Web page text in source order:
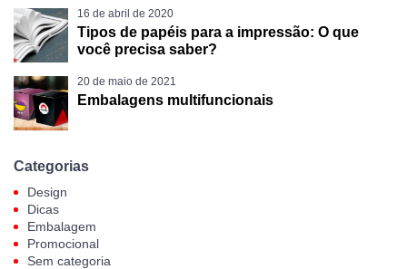
16 de abril de 2020
Tipos de papéis para a impressão: O que
você precisa saber?
20 de maio de 2021
Embalagens multifuncionais
Categorias
Design
Dicas
Embalagem
Promocional
Sem categoria